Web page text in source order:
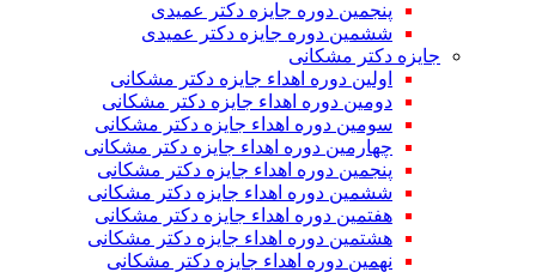
پنجمین دوره جایزه دکتر عمیدی
ششمین دوره جایزه دکتر عمیدی
جایزه دکتر مشکانی
اولین دوره اهداء جایزه دکتر مشکانی
دومین دوره اهداء جایزه دکتر مشکانی
سومین دوره اهداء جایزه دکتر مشکانی
چهارمین دوره اهداء جایزه دکتر مشکانی
پنجمین دوره اهداء جایزه دکتر مشکانی
ششمین دوره اهداء جایزه دکتر مشکانی
هفتمین دوره اهداء جایزه دکتر مشکانی
هشتمین دوره اهداء جایزه دکتر مشکانی
نهمین دوره اهداء جایزه دکتر مشکانی